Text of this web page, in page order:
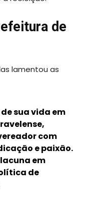
de
lamentou as
sua vida em
com
e paixão.
em
de